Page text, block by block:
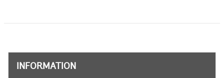
INFORMATION